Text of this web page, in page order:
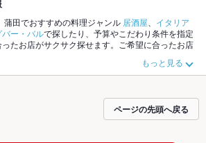
蒲田でおすすめの料理ジャンル 居酒屋
イタリア
ー・バルで探したり、予算やこだわり条件を指定
たお店がサクサク探せます。ご希望に合ったお店
ーグルメなら、お得なクーポンはもちろん、こだわ
漬け、馬刺しや季節のおすすめ料理など、お店の最
うしの飲み会にも、会社の宴会にも、デートやパ
ホットペッパーグルメをご利用ください。
もっと見る
ページの先頭へ戻る